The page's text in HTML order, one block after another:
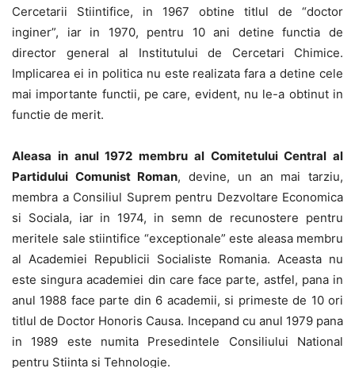
Cercetarii Stiintifice, in 1967 obtine titlul de “doctor
inginer”, iar in 1970, pentru 10 ani detine functia de
director general al Institutului de Cercetari Chimice.
Implicarea ei in politica nu este realizata fara a detine cele
mai importante functii, pe care, evident, nu le-a obtinut in
functie de merit.
Aleasa in anul 1972 membru al Comitetului Central al
Partidului Comunist Roman, devine, un an mai tarziu,
membra a Consiliul Suprem pentru Dezvoltare Economica
si Sociala, iar in 1974, in semn de recunostere pentru
meritele sale stiintifice “exceptionale” este aleasa membru
al Academiei Republicii Socialiste Romania. Aceasta nu
este singura academiei din care face parte, astfel, pana in
anul 1988 face parte din 6 academii, si primeste de 10 ori
titlul de Doctor Honoris Causa. Incepand cu anul 1979 pana
in 1989 este numita Presedintele Consiliului National
pentru Stiinta si Tehnologie.